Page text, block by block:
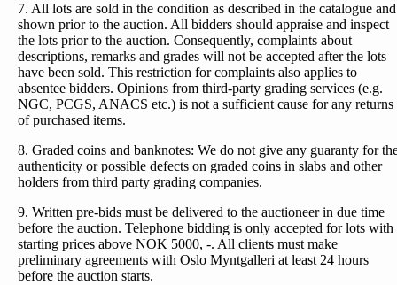
7. All lots are sold in the condition as described in the catalogue and
shown prior to the auction. All bidders should appraise and inspect
the lots prior to the auction. Consequently, complaints about
descriptions, remarks and grades will not be accepted after the lots
have been sold. This restriction for complaints also applies to
absentee bidders. Opinions from third-party grading services (e.g.
NGC, PCGS, ANACS etc.) is not a sufficient cause for any returns
of purchased items.
8. Graded coins and banknotes: We do not give any guaranty for
authenticity or possible defects on graded coins in slabs and other
holders from third party grading companies.
9. Written pre-bids must be delivered to the auctioneer in due time
before the auction. Telephone bidding is only accepted for lots with
starting prices above NOK 5000, -. All clients must make
preliminary agreements with Oslo Myntgalleri at least 24 hours
before the auction starts.